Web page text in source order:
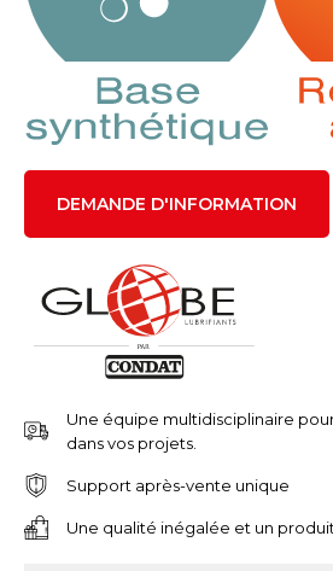
DEMANDE D'INFORMATION
Une équipe multidisciplinaire
dans vos projets.
Support après-vente unique
Une qualité inégalée et un